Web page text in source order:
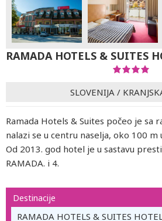
RAMADA HOTELS & SUITES
SLOVENIJA /
Ramada Hotels & Suites počeo je sa
nalazi se u centru naselja, oko 100 m
Od 2013. god hotel je u sastavu
RAMADA. i 4.
Destinacije
RAMADA HOTELS & SUITES